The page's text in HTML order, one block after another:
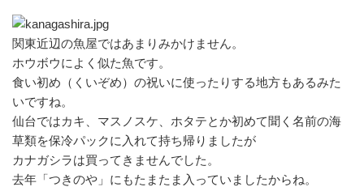
関東近辺の魚屋ではあまりみかけません。
ホウボウによく似た魚です。
食い初め（くいぞめ）の祝いに使ったりする地方もあるみた
いですね。
仙台ではカキ、マスノスケ、ホタテとか初めて聞く名前の海
草類を保冷パックに入れて持ち帰りましたが
カナガシラは買ってきませんでした。
去年「つきのや」にもたまたま入っていましたからね。